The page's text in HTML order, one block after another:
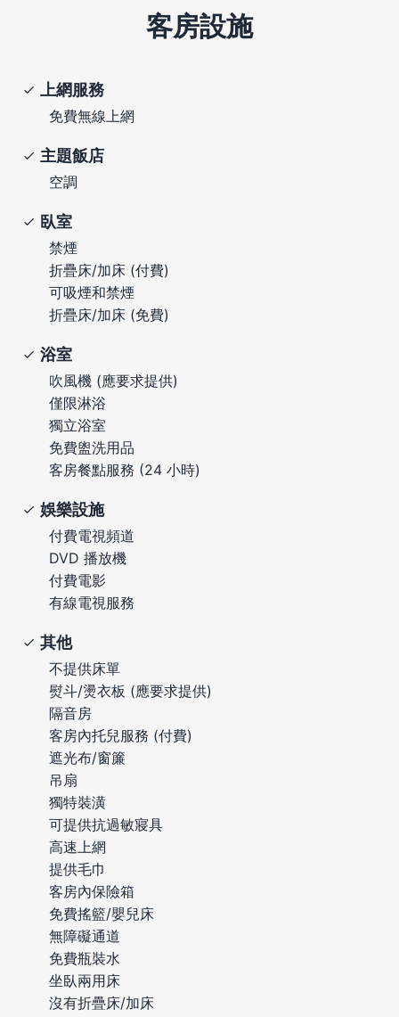
客房設施
上網服務
免費無線上網
主題飯店
空調
臥室
禁煙
折疊床/加床 (付費)
可吸煙和禁煙
折疊床/加床 (免費)
浴室
吹風機 (應要求提供)
僅限淋浴
獨立浴室
免費盥洗用品
客房餐點服務 (24 小時)
娛樂設施
付費電視頻道
DVD 播放機
付費電影
有線電視服務
其他
不提供床單
熨斗/燙衣板 (應要求提供)
隔音房
客房內托兒服務 (付費)
遮光布/窗簾
吊扇
獨特裝潢
可提供抗過敏寢具
高速上網
提供毛巾
客房內保險箱
免費搖籃/嬰兒床
無障礙通道
免費瓶裝水
坐臥兩用床
沒有折疊床/加床